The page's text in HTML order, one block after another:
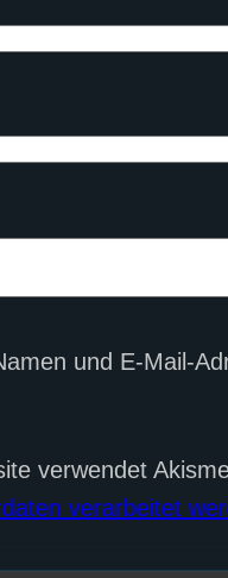
und E-Mail-
verwendet
verarbeitet